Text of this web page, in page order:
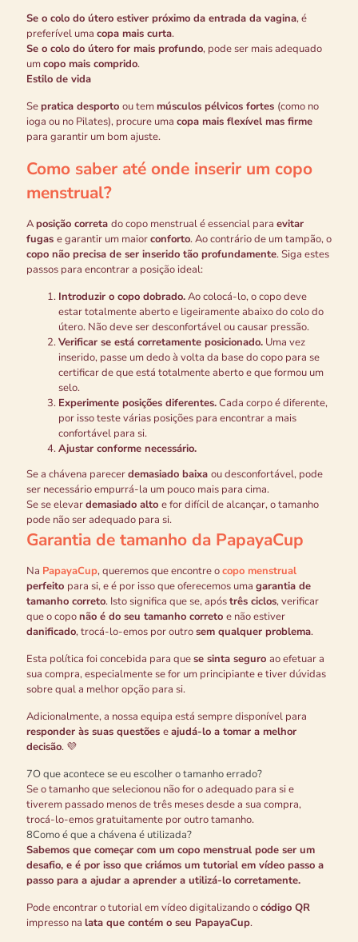
Se o colo do útero estiver próximo da entrada da vagina, é
preferível uma copa mais curta.
Se o colo do útero for mais profundo, pode ser mais adequado
umcopo mais comprido.
Estilo de vida
Sepratica desporto ou temmúsculos pélvicos fortes (como no
ioga ou no Pilates), procure uma copa mais flexível mas firme
para garantir um bom ajuste.
Como saber até onde inserir um copo
menstrual?
Aposição correta do copo menstrual é essencial para evitar
fugas e garantir um maiorconforto. Ao contrário de um tampão, o
copo não precisa de ser inserido tão profundamente. Siga estes
passos para encontrar a posição ideal:
Introduzir o copo dobrado.Ao colocá-lo, o copo deve
estar totalmente aberto e ligeiramente abaixo do colo do
útero. Não deve ser desconfortável ou causar pressão.
Verificar se está corretamente posicionado. Uma vez
inserido, passe um dedo à volta da base do copo para se
certificar de que está totalmente aberto e que formou um
selo.
Experimente posições diferentes.Cada corpo é diferente,
por isso teste várias posições para encontrar a mais
confortável para si.
Ajustar conforme necessário.
Se a chávena parecerdemasiado baixa ou desconfortável, pode
ser necessário empurrá-la um pouco mais para cima.
Se se elevardemasiado alto e for difícil de alcançar, o tamanho
pode não ser adequado para si.
Garantia de tamanho da PapayaCup
Na PapayaCup, queremos que encontre ocopo menstrual
perfeito para si, e é por isso que oferecemos uma garantia de
tamanho correto. Isto significa que se, apóstrês ciclos, verificar
que o coponão é do seu tamanho correto e não estiver
danificado, trocá-lo-emos por outrosem qualquer problema.
Esta política foi concebida para quese sinta seguro ao efetuar a
sua compra, especialmente se for um principiante e tiver dúvidas
sobre qual a melhor opção para si.
Adicionalmente, a nossa equipa está sempre disponível para
responder às suas questões eajudá-lo a tomar a melhor
decisão. 💜
7O que acontece se eu escolher o tamanho errado?
Se o tamanho que selecionou não for o adequado para si e
tiverem passado menos de três meses desde a sua compra,
trocá-lo-emos gratuitamente por outro tamanho.
8Como é que a chávena é utilizada?
Sabemos que começar com um copo menstrual pode ser um
desafio, e é por isso que criámos um tutorial em vídeo passo a
passo para a ajudar a aprender a utilizá-lo corretamente.
Pode encontrar o tutorial em vídeo digitalizando ocódigo QR
impresso na lata que contém o seu PapayaCup.